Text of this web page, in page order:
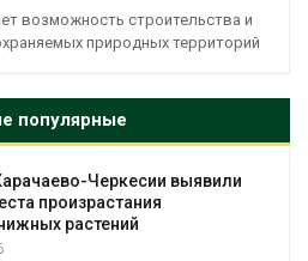
возможность строительства и
природных территорий
популярные
Черкесии выявили